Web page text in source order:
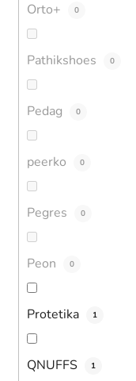
Orto+ 0
Pathikshoes 0
Pedag 0
peerko 0
Pegres 0
Peon 0
Protetika 1
QNUFFS 1